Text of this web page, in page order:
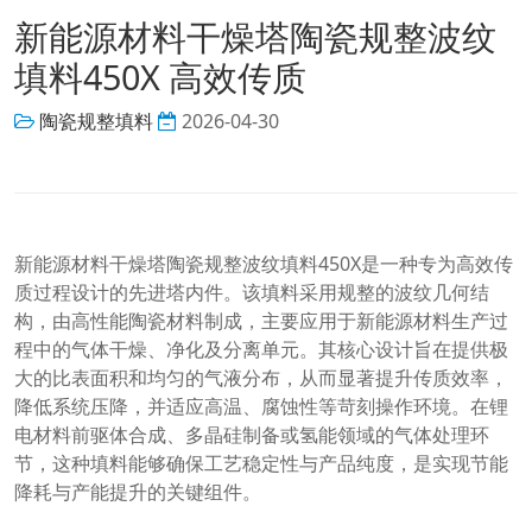
新能源材料干燥塔陶瓷规整波纹
填料450X 高效传质
陶瓷规整填料 2026-04-30
新能源材料干燥塔陶瓷规整波纹填料450X是一种专为高效传
质过程设计的先进塔内件。该填料采用规整的波纹几何结
构，由高性能陶瓷材料制成，主要应用于新能源材料生产过
程中的气体干燥、净化及分离单元。其核心设计旨在提供极
大的比表面积和均匀的气液分布，从而显著提升传质效率，
降低系统压降，并适应高温、腐蚀性等苛刻操作环境。在锂
电材料前驱体合成、多晶硅制备或氢能领域的气体处理环
节，这种填料能够确保工艺稳定性与产品纯度，是实现节能
降耗与产能提升的关键组件。